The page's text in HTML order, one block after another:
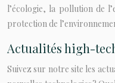
l’écologie, la pollution de
protection de
Actualités high-
Suivez sur notre site les